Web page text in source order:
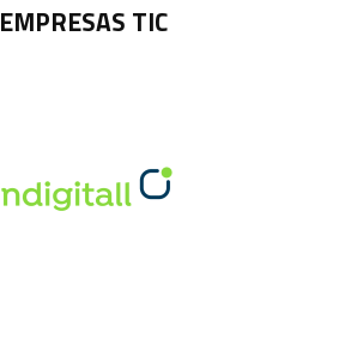
EMPRESAS TIC